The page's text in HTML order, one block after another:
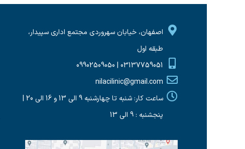
اصفهان، خیابان سهروردی مجتمع اداری سپیدار،
طبقه اول
03137759051 | 09902509050
nilacilinic@gmail.com
ساعت کار: شنبه تا چهارشنبه 9 الی 13 و 16 الی 20 |
پنجشنبه : 9 الی 13